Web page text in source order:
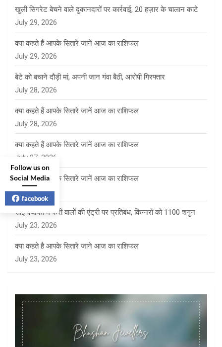
खुली सिगरेट बेचने वाले दुकानदारों पर कार्रवाई, 20 हज़ार के चालान काटे
July 29, 2026
क्या कहते हैं आपके सितारे जानें आज का राशिफल
July 29, 2026
बेटे को बचाने दौड़ी मां, अपनी जान गंवा बैठी, आरोपी गिरफ्तार
July 28, 2026
क्या कहते हैं आपके सितारे जानें आज का राशिफल
July 28, 2026
क्या कहते हैं आपके सितारे जानें आज का राशिफल
July 27, 2026
क्या कहते हैं आपके सितारे जानें आज का राशिफल
July 24, 2026
साई पंचायत में फेरी वालों की एंट्री पर प्रतिबंध, किन्नरों को 1100 शगुन
July 23, 2026
क्या कहते है आपके सितारे जाने आज का राशिफल
July 23, 2026
Follow us on
Social Media
facebook